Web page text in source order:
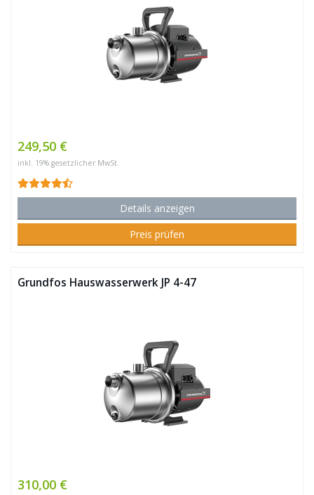
249,50 €
inkl. 19% gesetzlicher MwSt.
Details anzeigen
Preis prüfen
Grundfos Hauswasserwerk JP 4-47
310,00 €